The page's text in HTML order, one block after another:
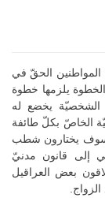
المواطنين الحقّ في
يلزمها خطوة
الشخصيّة يخضع له
الخاصّ بكلّ طائفة
سوف يختارون شطب
إلى قانون مدنيّ
بعض العراقيل